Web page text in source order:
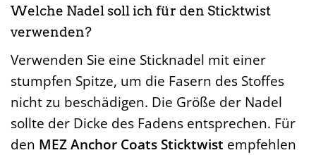
Welche Nadel soll ich für den Sticktwist
verwenden?
Verwenden Sie eine Sticknadel mit einer
stumpfen Spitze, um die Fasern des Stoffes
nicht zu beschädigen. Die Größe der Nadel
sollte der Dicke des Fadens entsprechen. Für
den MEZ Anchor Coats Sticktwist empfehlen